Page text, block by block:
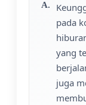
pada
yang
juga